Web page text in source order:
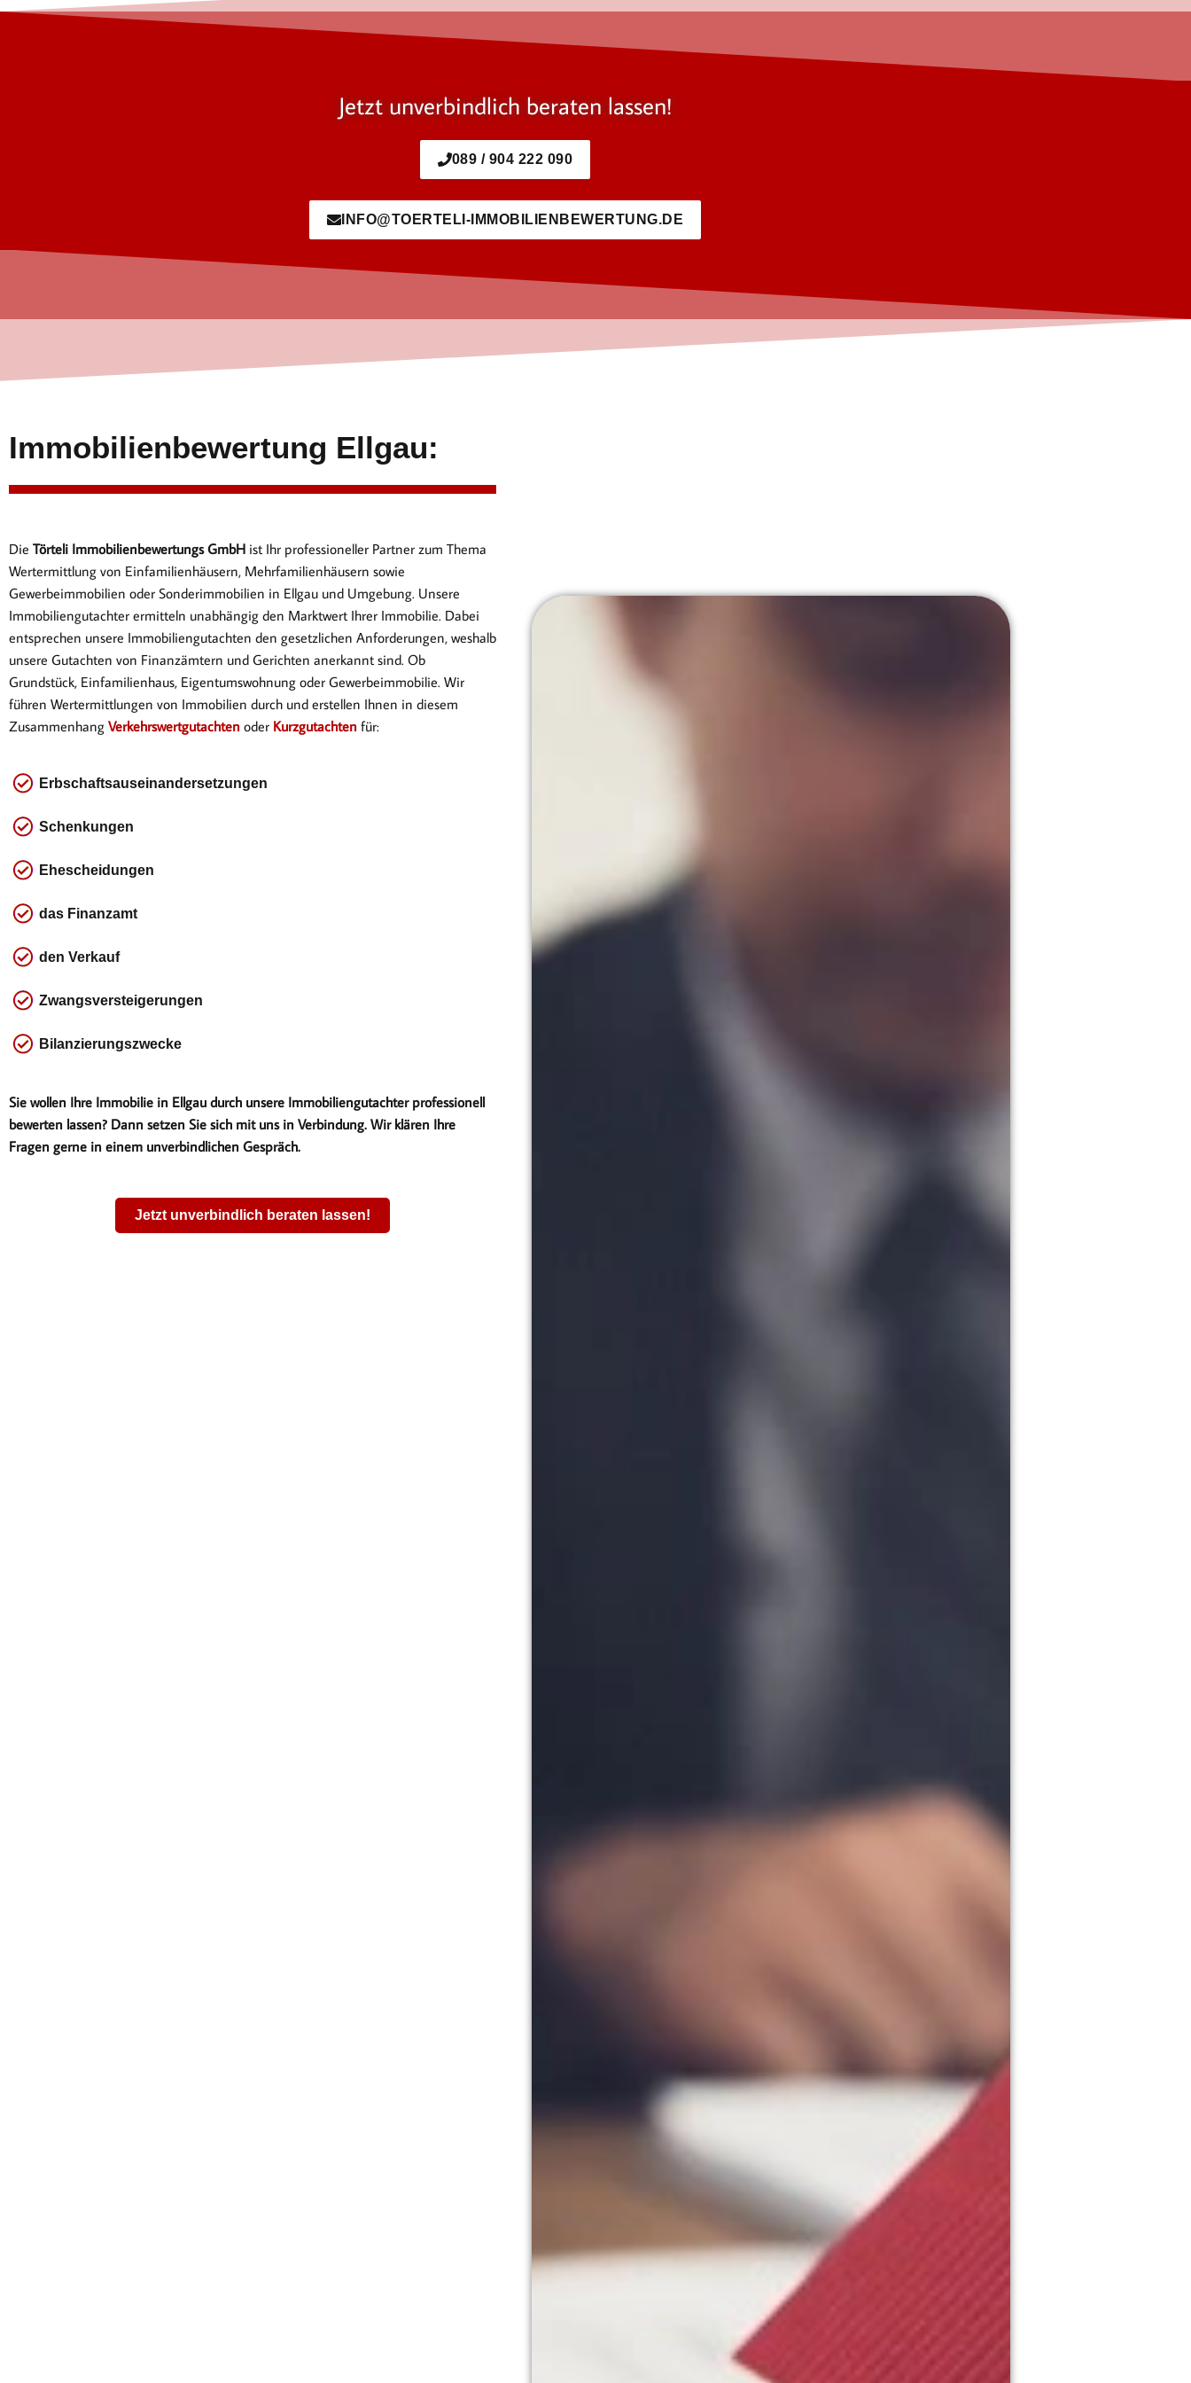
Jetzt unverbindlich beraten lassen!
089 / 904 222 090
INFO@TOERTELI-IMMOBILIENBEWERTUNG.DE
Immobilienbewertung Ellgau:
Die Törteli Immobilienbewertungs GmbH ist Ihr professioneller Partner zum Thema
Wertermittlung von Einfamilienhäusern, Mehrfamilienhäusern sowie
Gewerbeimmobilien oder Sonderimmobilien in Ellgau und Umgebung. Unsere
Immobiliengutachter ermitteln unabhängig den Marktwert Ihrer Immobilie. Dabei
entsprechen unsere Immobiliengutachten den gesetzlichen Anforderungen, weshalb
unsere Gutachten von Finanzämtern und Gerichten anerkannt sind. Ob
Grundstück, Einfamilienhaus, Eigentumswohnung oder Gewerbeimmobilie. Wir
führen Wertermittlungen von Immobilien durch und erstellen Ihnen in diesem
Zusammenhang Verkehrswertgutachten oder Kurzgutachten für:
Erbschaftsauseinandersetzungen
Schenkungen
Ehescheidungen
das Finanzamt
den Verkauf
Zwangsversteigerungen
Bilanzierungszwecke
Sie wollen Ihre Immobilie in Ellgau durch unsere Immobiliengutachter professionell
bewerten lassen? Dann setzen Sie sich mit uns in Verbindung. Wir klären Ihre
Fragen gerne in einem unverbindlichen Gespräch.
Jetzt unverbindlich beraten lassen!